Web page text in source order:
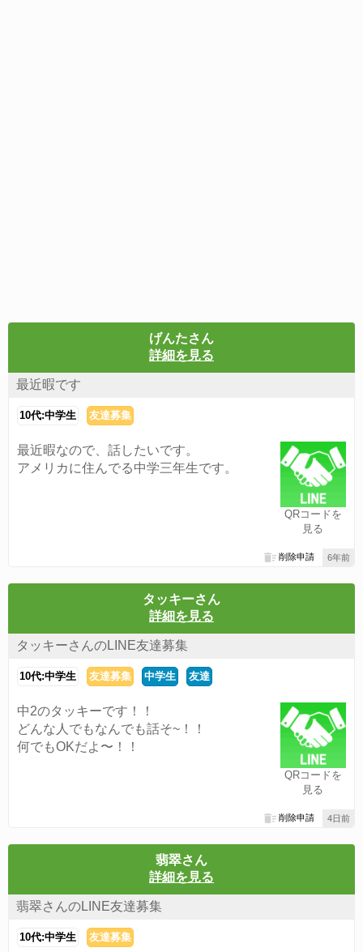
げんたさん
詳細を見る
最近暇です
10代:中学生 友達募集
QRコードを
見る
最近暇なので、話したいです。
アメリカに住んでる中学三年生です。
6年前
削除申請
タッキーさん
詳細を見る
タッキーさんのLINE友達募集
10代:中学生 友達募集 中学生 友達
QRコードを
見る
中2のタッキーです！！
どんな人でもなんでも話そ~！！
何でもOKだよ〜！！
4日前
削除申請
翡翠さん
詳細を見る
翡翠さんのLINE友達募集
10代:中学生 友達募集